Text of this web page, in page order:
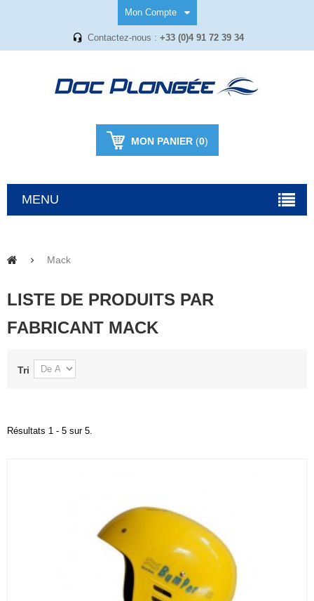
Mon Compte
Contactez-nous : +33 (0)4 91 72 39 34
MON PANIER(0)
MENU
Mack
LISTE DE PRODUITS PAR
FABRICANT MACK
Tri
Résultats 1 - 5 sur 5.